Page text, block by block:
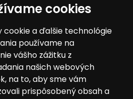
cookies
cookie a ďalšie technológie
používame na
vášho zážitku z
našich webových
na to, aby sme vám
prispôsobený obsah a
podmienky
pre spotrebiteľa